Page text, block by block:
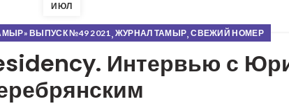
ИЮЛ
ВЫПУСК №49 2021, ЖУРНАЛ ТАМЫР,СВЕЖИЙ НОМЕР
Интервью с